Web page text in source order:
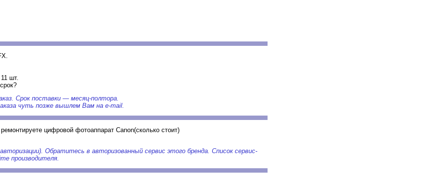
шт.
Срок поставки — месяц-полтора.
чуть позже вышлем Вам на e-mail.
цифровой фотоаппарат Canon(сколько стоит)
Обратитесь в авторизованный сервис этого бренда. Список сервис-
производителя.